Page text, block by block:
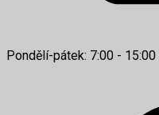
Pondělí-pátek: 7:00 - 15:00